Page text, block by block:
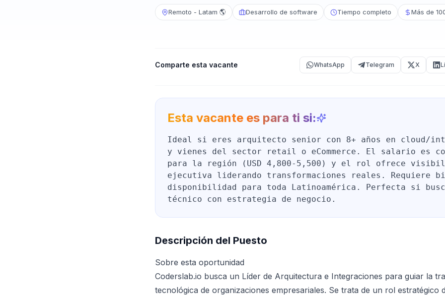
Remoto - Latam 🌎 Desarrollo de software Tiempo completo Más de
Comparte esta vacante WhatsApp Telegram X
Esta vacante es para ti si:
Ideal si eres arquitecto senior con 8+ años en cloud/
y vienes del sector retail o eCommerce. El salario es
para la región (USD 4,800-5,500) y el rol ofrece
ejecutiva liderando transformaciones reales. Requiere
disponibilidad para toda Latinoamérica. Perfecta si
técnico con estrategia de negocio.
Descripción del Puesto
Sobre esta oportunidad
Coderslab.io busca un Líder de Arquitectura e Integraciones para guiar la
tecnológica de organizaciones empresariales. Se trata de un rol estratégico